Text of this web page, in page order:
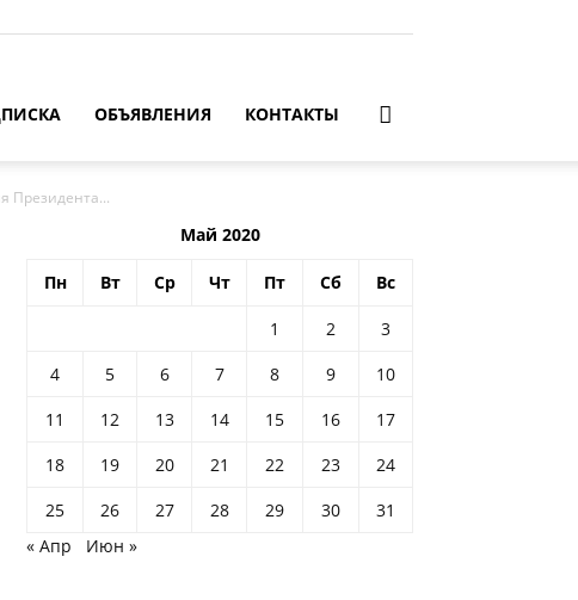
ОБЪЯВЛЕНИЯ КОНТАКТЫ
Президента...
Май 2020
Пн Вт Ср Чт Пт Сб Вс
1 2
3
4
5 6 7 8 9
10
11
12 13 14 15 16
17
18
19 20 21 22 23
24
25
26 27 28 29 30
31
« Апр
Июн »